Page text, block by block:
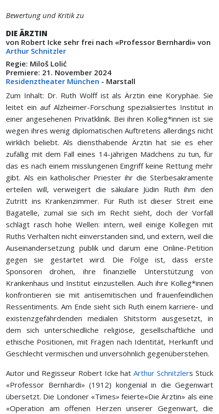
Bewertung und Kritik zu
DIE ÄRZTIN
von Robert Icke sehr frei nach «Professor Bernhardi» von
Arthur Schnitzler
Regie: Miloš Lolić
Premiere: 21. November 2024
Residenztheater München - Marstall
Zum Inhalt: Dr. Ruth Wolff ist als Ärztin eine Koryphäe. Sie
leitet ein auf Alzheimer-Forschung spezialisiertes Institut in
einer angesehenen Privatklinik. Bei ihren Kolleg*innen ist sie
wegen ihres wenig diplomatischen Auftretens allerdings nicht
wirklich beliebt. Als diensthabende Ärztin hat sie es eher
zufällig mit dem Fall eines 14-jährigen Mädchens zu tun, für
das es nach einem misslungenen Eingriff keine Rettung mehr
gibt. Als ein katholischer Priester ihr die Sterbesakramente
erteilen will, verweigert die säkulare Jüdin Ruth ihm den
Zutritt ins Krankenzimmer. Für Ruth ist dieser Streit eine
Bagatelle, zumal sie sich im Recht sieht, doch der Vorfall
schlägt rasch hohe Wellen: intern, weil einige Kollegen mit
Ruths Verhalten nicht einverstanden sind, und extern, weil die
Auseinandersetzung publik und darum eine Online-Petition
gegen sie gestartet wird. Die Folge ist, dass erste
Sponsoren drohen, ihre finanzielle Unterstützung von
Krankenhaus und Institut einzustellen. Auch ihre Kolleg*innen
konfrontieren sie mit antisemitischen und frauenfeindlichen
Ressentiments. Am Ende sieht sich Ruth einem karriere- und
existenzgefährdenden medialen Shitstorm ausgesetzt, in
dem sich unterschiedliche religiöse, gesellschaftliche und
ethische Positionen, mit Fragen nach Identität, Herkunft und
Geschlecht vermischen und unversöhnlich gegenüberstehen.
Autor und Regisseur Robert Icke hatArthur Schnitzlers Stück
«Professor Bernhardi» (1912) kongenial in die Gegenwart
übersetzt. Die Londoner «Times»feierte«Die Ärztin» als eine
«Operation am offenen Herzen unserer Gegenwart, die